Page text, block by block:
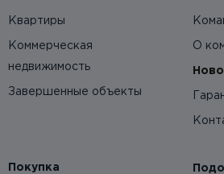
Квартиры
Коммерческая
недвижимость
Завершенные объекты
О
Покупка